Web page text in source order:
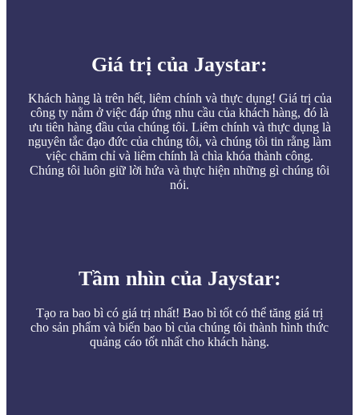
Giá trị của Jaystar:
Khách hàng là trên hết, liêm chính và thực dụng! Giá trị của
công ty nằm ở việc đáp ứng nhu cầu của khách hàng, đó là
ưu tiên hàng đầu của chúng tôi. Liêm chính và thực dụng là
nguyên tắc đạo đức của chúng tôi, và chúng tôi tin rằng làm
việc chăm chỉ và liêm chính là chìa khóa thành công.
Chúng tôi luôn giữ lời hứa và thực hiện những gì chúng tôi
nói.
Tầm nhìn của Jaystar:
Tạo ra bao bì có giá trị nhất! Bao bì tốt có thể tăng giá trị
cho sản phẩm và biến bao bì của chúng tôi thành hình thức
quảng cáo tốt nhất cho khách hàng.